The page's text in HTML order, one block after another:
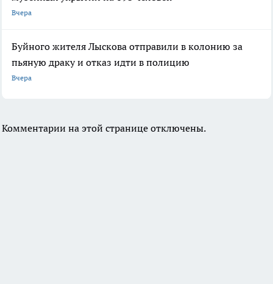
Вчера
Буйного жителя Лыскова отправили в колонию за
пьяную драку и отказ идти в полицию
Вчера
Комментарии на этой странице отключены.